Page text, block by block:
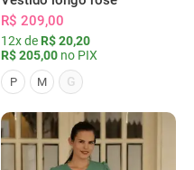
R$ 209,00
12x de R$ 20,20
R$ 205,00 no PIX
P M G